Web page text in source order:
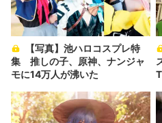
集 推しの子、原神、ナンジャ
モに14万人が沸いた